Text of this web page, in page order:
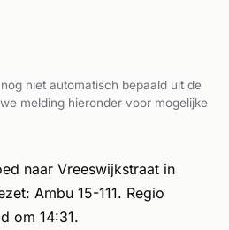
niet automatisch bepaald uit de
melding hieronder voor mogelijke
naar Vreeswijkstraat in
Ambu 15-111. Regio
om 14:31.